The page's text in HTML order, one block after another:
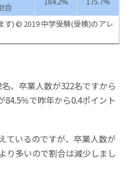
合
す) © 2019 中学受験(受検)のアレ
、卒業人数が322名ですから
84.5％で昨年から0.4ポイント
ているのですが、卒業人数が
り多いので割合は減少しまし